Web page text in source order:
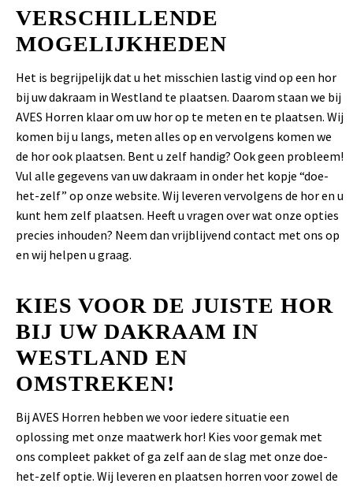
VERSCHILLENDE
MOGELIJKHEDEN
Het is begrijpelijk dat u het misschien lastig vind op een hor
bij uw dakraam in Westland te plaatsen. Daarom staan we bij
AVES Horren klaar om uw hor op te meten en te plaatsen. Wij
komen bij u langs, meten alles op en vervolgens komen we
de hor ook plaatsen. Bent u zelf handig? Ook geen probleem!
Vul alle gegevens van uw dakraam in onder het kopje “doe-
het-zelf” op onze website. Wij leveren vervolgens de hor en u
kunt hem zelf plaatsen. Heeft u vragen over wat onze opties
precies inhouden? Neem dan vrijblijvend contact met ons op
en wij helpen u graag.
KIES VOOR DE JUISTE HOR
BIJ UW DAKRAAM IN
WESTLAND EN
OMSTREKEN!
Bij AVES Horren hebben we voor iedere situatie een
oplossing met onze maatwerk hor! Kies voor gemak met
ons compleet pakket of ga zelf aan de slag met onze doe-
het-zelf optie. Wij leveren en plaatsen horren voor zowel de